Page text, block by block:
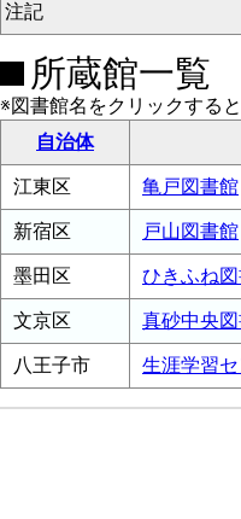
注記
所蔵館一覧
※図書館名をクリックする
自治体
江東区 亀戸図書館
新宿区 戸山図書館
墨田区 ひきふね
文京区 真砂中央
八王子市 生涯学習